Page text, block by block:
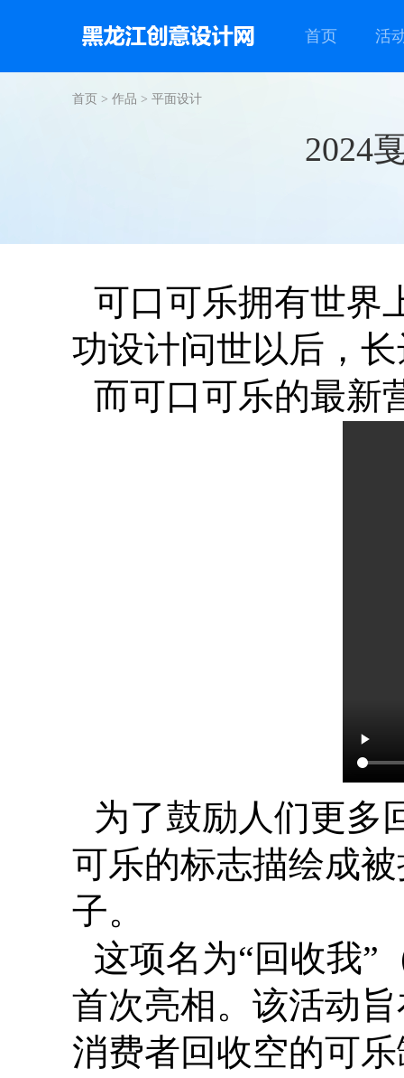
首页 活
首页 > 作品 > 平面设计
2024
可口可乐拥有世界
功设计问世以后，
而可口可乐的最新
为了鼓励人们更多
可乐的标志描绘成
子。
这项名为“回收我”
首次亮相。该活动
消费者回收空的可